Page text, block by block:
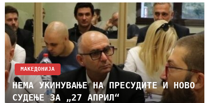
МАКЕДОНИЈА
НЕМА УКИНУВАЊЕ НА ПРЕСУДИТЕ И НОВО
СУДЕЊЕ ЗА „27 АПРИЛ“